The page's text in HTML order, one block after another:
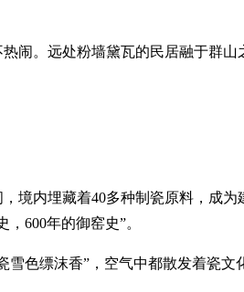
闹。远处粉墙黛瓦的民居融于群山
境内埋藏着40多种制瓷原料，成为
600年的御窑史”。
色缥沫香”，空气中都散发着瓷文